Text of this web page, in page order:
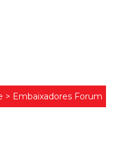
> Embaixadores Forum